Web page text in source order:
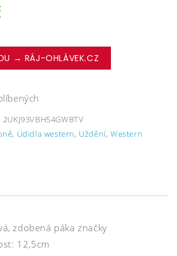
→ RÁJ-OHLÁVEK.CZ
2UKJ93VBH54GWBTV
, Udidla western, Uždění,Western
zdobená páka značky
12,5cm